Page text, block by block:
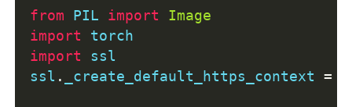
from PIL import
Image
import torch
import ssl
ssl . _create_default_https_context =